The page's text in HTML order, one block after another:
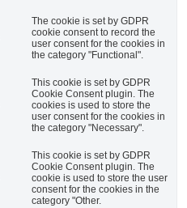
The cookie is set by GDPR
cookie consent to record the
user consent for the cookies in
the category "Functional".
This cookie is set by GDPR
Cookie Consent plugin. The
cookies is used to store the
user consent for the cookies in
the category "Necessary".
This cookie is set by GDPR
Cookie Consent plugin. The
cookie is used to store the user
consent for the cookies in the
category "Other.